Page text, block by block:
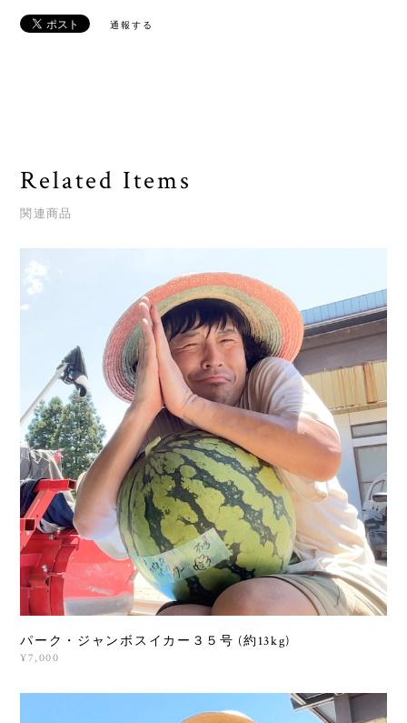
通報する
Related Items
関連商品
パーク・ジャンボスイカー３５号 (約13kg)
¥7,000